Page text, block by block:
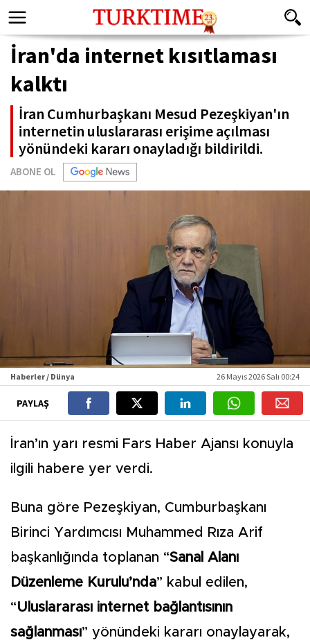
İran'da internet kısıtlaması
kalktı
İran Cumhurbaşkanı Mesud Pezeşkiyan'ın
internetin uluslararası erişime açılması
yönündeki kararı onayladığı bildirildi.
ABONE OL
Haberler / Dünya 26 Mayıs 2026 Salı 00:24
PAYLAŞ
İran’ın yarı resmi Fars Haber Ajansı konuyla
ilgili habere yer verdi.
Buna göre Pezeşkiyan, Cumburbaşkanı
Birinci Yardımcısı Muhammed Rıza Arif
başkanlığında toplanan “Sanal Alanı
Düzenleme Kurulu’nda” kabul edilen,
“Uluslararası internet bağlantısının
sağlanması” yönündeki kararı onaylayarak,